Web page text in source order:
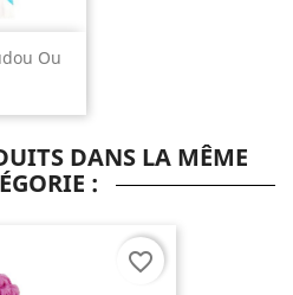
Ou
DANS LA MÊME
:
favorite_border